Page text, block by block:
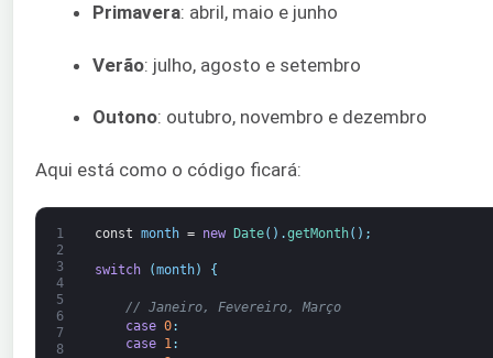
Primavera: abril, maio e junho
Verão: julho, agosto e setembro
Outono: outubro, novembro e dezembro
Aqui está como o código ficará:
1
2
3
4
5
6
7
8
const month = new Date( ) .getMonth( ) ;
switch (month) {
// Janeiro, Fevereiro, Março
case 0:
case
1: